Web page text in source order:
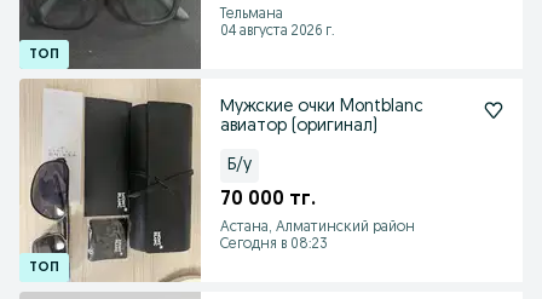
Тельмана
04 августа 2026 г.
Мужские очки Montblanc
авиатор (оригинал)
Б/у
70 000 тг.
Астана, Алматинский район
Сегодня в 08:23